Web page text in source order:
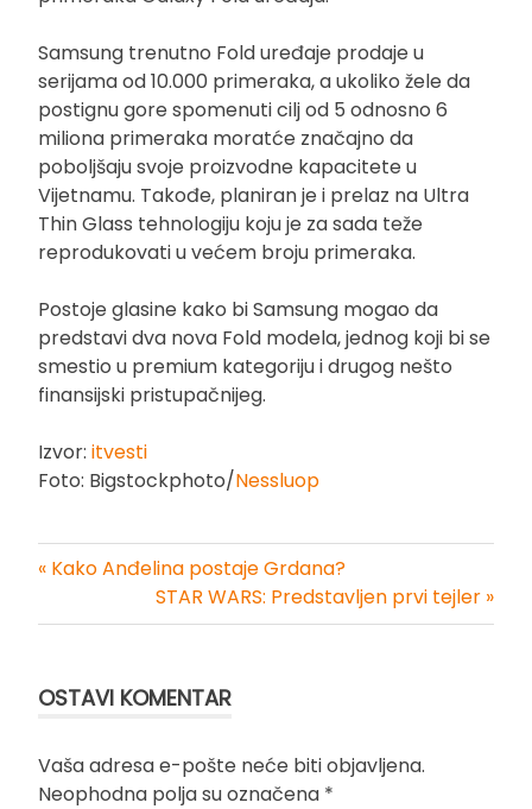
Samsung trenutno Fold uređaje prodaje u
serijama od 10.000 primeraka, a ukoliko žele da
postignu gore spomenuti cilj od 5 odnosno 6
miliona primeraka moratće značajno da
poboljšaju svoje proizvodne kapacitete u
Vijetnamu. Takođe, planiran je i prelaz na Ultra
Thin Glass tehnologiju koju je za sada teže
reprodukovati u većem broju primeraka.
Postoje glasine kako bi Samsung mogao da
predstavi dva nova Fold modela, jednog koji bi se
smestio u premium kategoriju i drugog nešto
finansijski pristupačnijeg.
Izvor: itvesti
Foto: Bigstockphoto/Nessluop
Kretanje
« Kako Anđelina postaje Grdana?
STAR WARS: Predstavljen prvi tejler »
OSTAVI KOMENTAR
Vaša adresa e-pošte neće biti objavljena.
Neophodna polja su označena *